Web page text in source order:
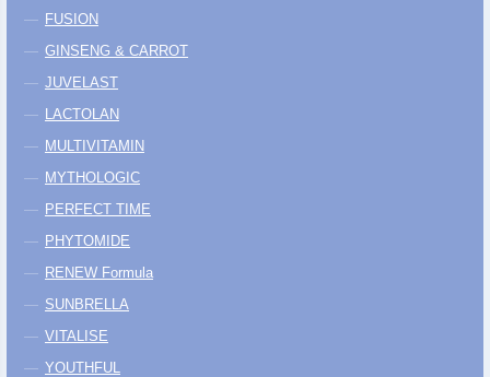
FUSION
GINSENG & CARROT
JUVELAST
LACTOLAN
MULTIVITAMIN
MYTHOLOGIC
PERFECT TIME
PHYTOMIDE
RENEW Formula
SUNBRELLA
VITALISE
YOUTHFUL